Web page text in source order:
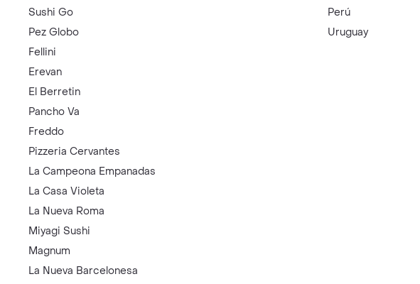
Sushi Go
Pez Globo
Fellini
Erevan
El Berretin
Pancho Va
Freddo
Pizzeria Cervantes
La Campeona Empanadas
La Casa Violeta
La Nueva Roma
Miyagi Sushi
Magnum
La Nueva Barcelonesa
Perú
Uruguay